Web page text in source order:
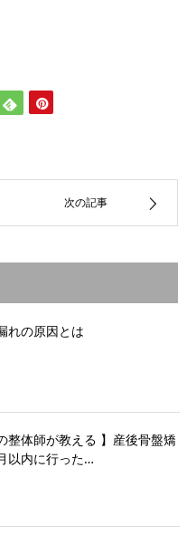
次の記事
れの原因とは
整体師が教える 】産後骨盤矯
以内に行った…